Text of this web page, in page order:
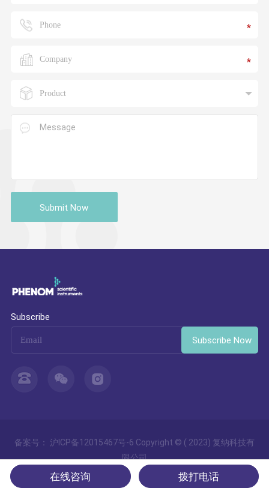
*
*
Submit Now
Subscribe
Subscribe Now
备案号： 沪ICP备12015467号-6 Copyright © ( 2023) 复纳科技有
限公司
使用条款
隐私概览 Cookies
在线咨询 拨打电话